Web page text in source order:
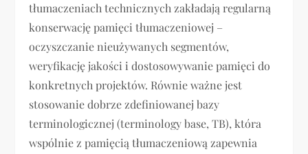
tłumaczeniach technicznych zakładają regularną
konserwację pamięci tłumaczeniowej –
oczyszczanie nieużywanych segmentów,
weryfikację jakości i dostosowywanie pamięci do
konkretnych projektów. Równie ważne jest
stosowanie dobrze zdefiniowanej bazy
terminologicznej (terminology base, TB), która
wspólnie z pamięcią tłumaczeniową zapewnia